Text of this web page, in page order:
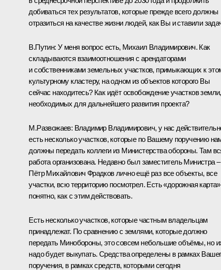
добиваться тех результатов, которые прежде всего должны
отразиться на качестве жизни людей, как Вы и ставили
В.Путин: У меня вопрос есть, Михаил Владимирович. Как
складываются взаимоотношения с арендаторами
и собственниками земельных участков, примыкающих к
культурному кластеру, на одном из объектов которого Вы
сейчас находитесь? Как идёт освобождение участков земли,
необходимых для дальнейшего развития проекта?
М.Развожаев: Владимир Владимирович, у нас
есть несколько участков, которые по Вашему поручению
должны передать коллеги из Министерства обороны. Там
работа организована. Недавно был заместитель Министра –
Пётр Михайлович Фрадков лично ещё раз все объекты, все
участки, всю территорию посмотрел. Есть «дорожная
понятно, как с этим действовать.
Есть несколько участков, которые частным владельцам
принадлежат. По сравнению с землями, которые должно
передать Минобороны, это совсем небольшие объёмы, но
надо будет выкупать. Средства определены в рамках
поручения, в рамках средств, которыми сегодня